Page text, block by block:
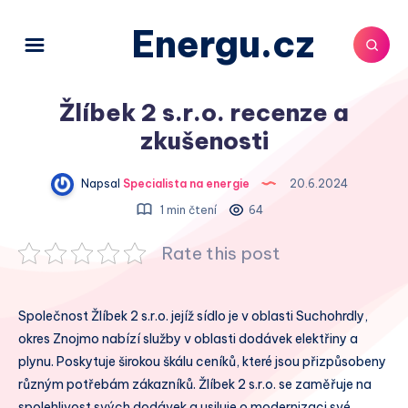
Energu.cz
Žlíbek 2 s.r.o. recenze a
zkušenosti
Napsal Specialista na energie
20.6.2024
1 min čtení
64
Rate this post
Společnost Žlíbek 2 s.r.o. jejíž sídlo je v oblasti Suchohrdly,
okres Znojmo nabízí služby v oblasti dodávek elektřiny a
plynu. Poskytuje širokou škálu ceníků, které jsou přizpůsobeny
různým potřebám zákazníků. Žlíbek 2 s.r.o. se zaměřuje na